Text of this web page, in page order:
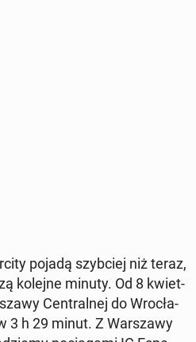
pojadą szyb­ciej niż teraz,
kolejne minuty. Od 8 kwiet­
Cen­tral­nej do Wro­cła­
3 h 29 minut. Z War­sza­wy